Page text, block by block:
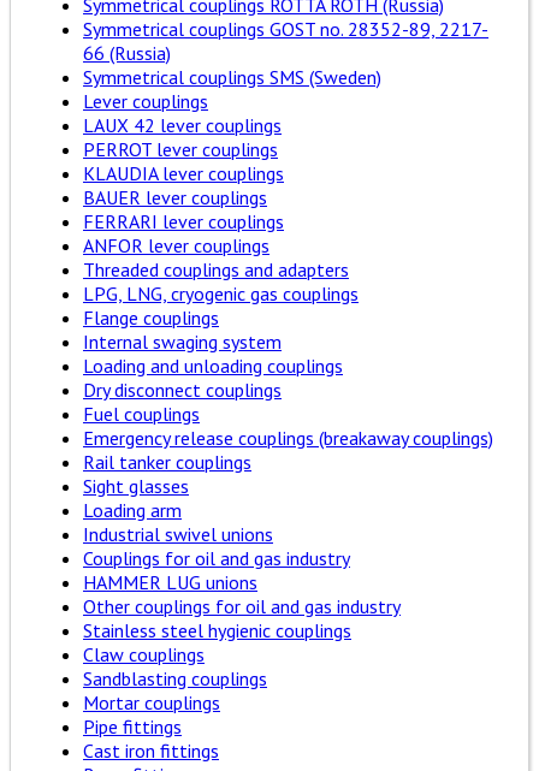
Symmetrical couplings ROTTA ROTH (Russia)
Symmetrical couplings GOST no. 28352-89, 2217-
66 (Russia)
Symmetrical couplings SMS (Sweden)
Lever couplings
LAUX 42 lever couplings
PERROT lever couplings
KLAUDIA lever couplings
BAUER lever couplings
FERRARI lever couplings
ANFOR lever couplings
Threaded couplings and adapters
LPG, LNG, cryogenic gas couplings
Flange couplings
Internal swaging system
Loading and unloading couplings
Dry disconnect couplings
Fuel couplings
Emergency release couplings (breakaway couplings)
Rail tanker couplings
Sight glasses
Loading arm
Industrial swivel unions
Couplings for oil and gas industry
HAMMER LUG unions
Other couplings for oil and gas industry
Stainless steel hygienic couplings
Claw couplings
Sandblasting couplings
Mortar couplings
Pipe fittings
Cast iron fittings